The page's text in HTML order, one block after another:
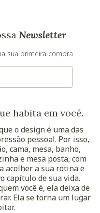
Newsletter
sua primeira compra
habita em você.
o design é uma das
pessoal. Por isso,
cama, mesa, banho,
e mesa posta, com
acolher a sua rotina e
capítulo de sua vida.
você é, ela deixa de
Ela se torna um lugar